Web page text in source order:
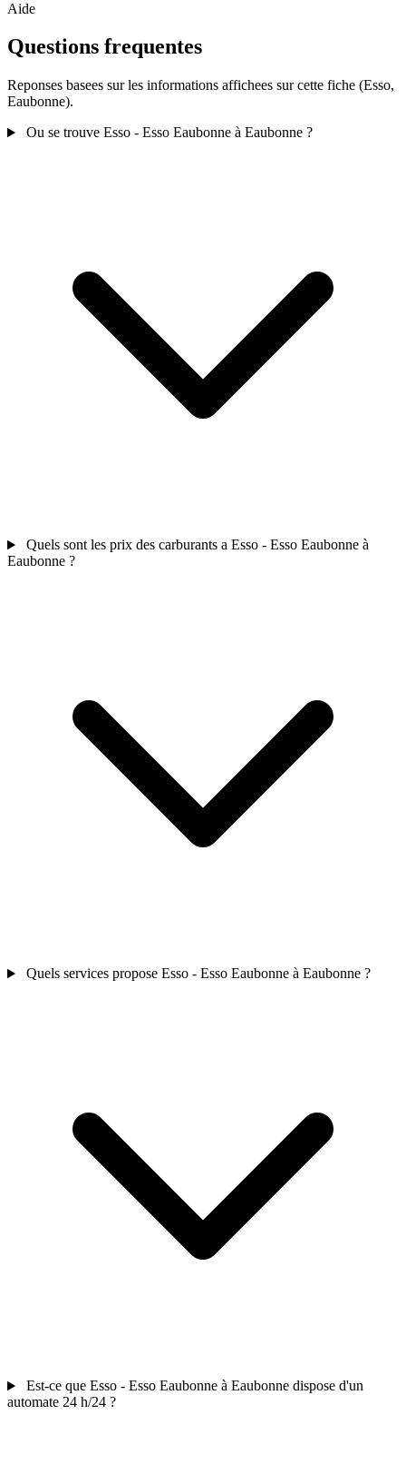
Aide
Questions frequentes
Reponses basees sur les informations affichees sur cette fiche (Esso,
Eaubonne).
Ou se trouve Esso - Esso Eaubonne à Eaubonne ?
Quels sont les prix des carburants a Esso - Esso Eaubonne à
Eaubonne ?
Quels services propose Esso - Esso Eaubonne à Eaubonne ?
Est-ce que Esso - Esso Eaubonne à Eaubonne dispose d'un
automate 24 h/24 ?